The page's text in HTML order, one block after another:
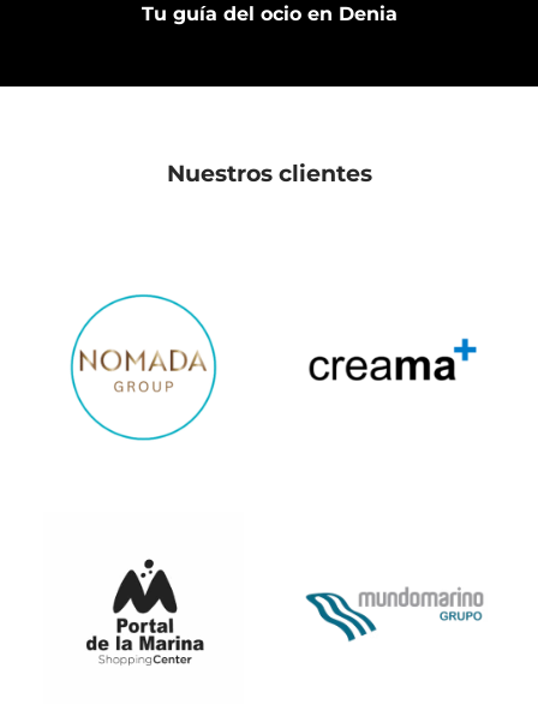
Tu guía del ocio en Denia
Nuestros clientes